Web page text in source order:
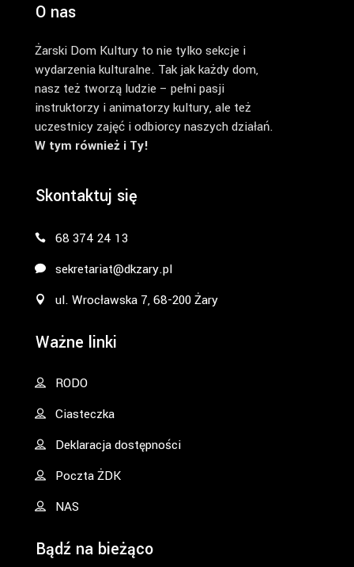
O nas
Żarski Dom Kultury to nie tylko sekcje i
wydarzenia kulturalne. Tak jak każdy dom,
nasz też tworzą ludzie – pełni pasji
instruktorzy i animatorzy kultury, ale też
uczestnicy zajęć i odbiorcy naszych działań.
W tym również i Ty!
Skontaktuj się
68 374 24 13
sekretariat@dkzary.pl
ul. Wrocławska 7, 68-200 Żary
Ważne linki
RODO
Ciasteczka
Deklaracja dostępności
Poczta ŻDK
NAS
Bądź na bieżąco